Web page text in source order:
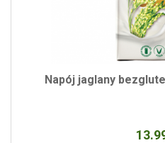
Napój jaglany
13